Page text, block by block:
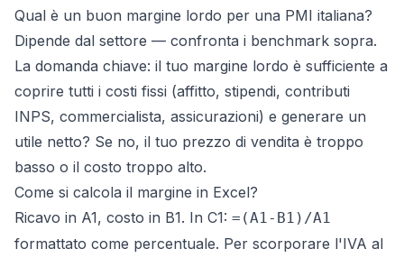
Qual è un buon margine lordo per una PMI italiana?
Dipende dal settore — confronta i benchmark sopra.
La domanda chiave: il tuo margine lordo è sufficiente a
coprire tutti i costi fissi (affitto, stipendi, contributi
INPS, commercialista, assicurazioni) e generare un
utile netto? Se no, il tuo prezzo di vendita è troppo
basso o il costo troppo alto.
Come si calcola il margine in Excel?
Ricavo in A1, costo in B1. In C1: =(A1-B1)/A1
formattato come percentuale. Per scorporare l'IVA al